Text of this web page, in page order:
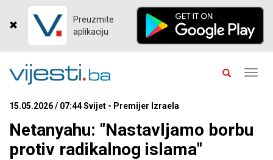
Preuzmite
aplikaciju
15.05.2026 / 07:44 Svijet - Premijer Izraela
Netanyahu: "Nastavljamo borbu
protiv radikalnog islama"